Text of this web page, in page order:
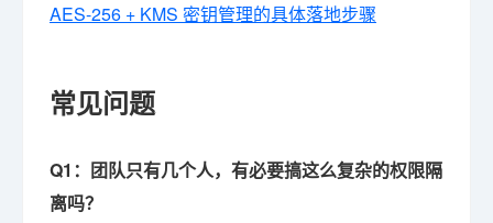
AES-256 + KMS 密钥管理的具体落地步骤
常见问题
Q1：团队只有几个人，有必要搞这么复杂的权限隔
离吗？